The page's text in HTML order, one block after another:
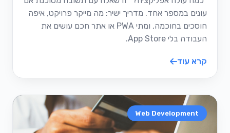
עונים במספר אחד. מדריך ישיר: מה מייקר פרויקט, איפה
חוסכים בחוכמה, ומתי PWA או אתר חכם עושים את
העבודה בלי App Store.
קרא עוד
Web Development